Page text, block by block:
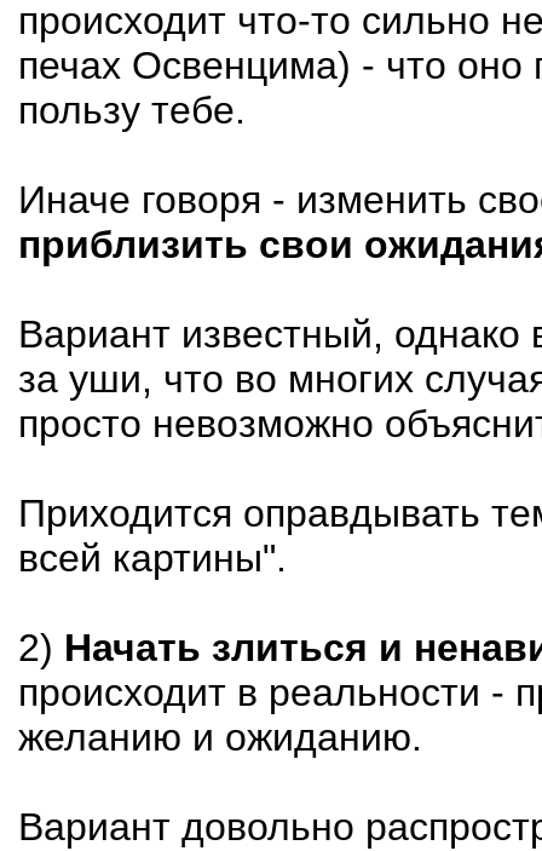
происходит что-то сильно
печах Освенцима) - что оно
пользу тебе.
Иначе говоря - изменить
приблизить свои
Вариант известный,
за уши, что во многих
просто невозможно
Приходится оправдывать
всей картины".
2) Начать злиться и
происходит в реальности -
желанию и ожиданию.
Вариант довольно